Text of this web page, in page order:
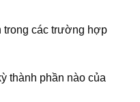
trong các trường hợp
thành phần nào của